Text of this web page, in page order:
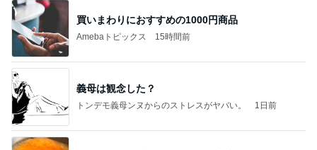
義母は観念した？
トンデモ義母ンヌからのストレスがヤバい。
焼肉のタレで炒めた肉の冷やし中華
Amebaトピックス 1日前